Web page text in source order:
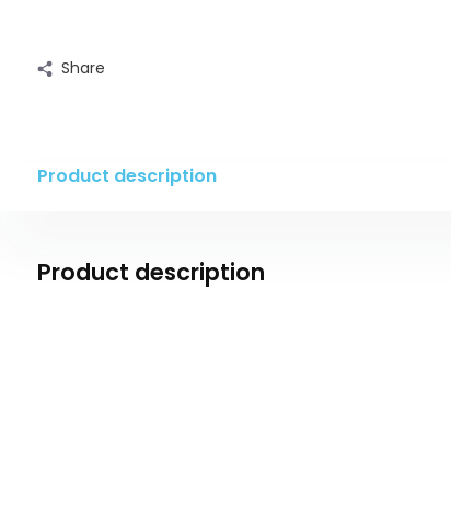
Share
Product description
Product description